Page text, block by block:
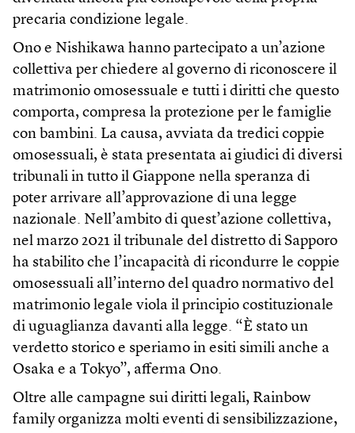
precaria condizione legale.
Ono e Nishikawa hanno partecipato a un’azione
collettiva per chiedere al governo di riconoscere il
matrimonio omosessuale e tutti i diritti che questo
comporta, compresa la protezione per le famiglie
con bambini. La causa, avviata da tredici coppie
omosessuali, è stata presentata ai giudici di diversi
tribunali in tutto il Giappone nella speranza di
poter arrivare all’approvazione di una legge
nazionale. Nell’ambito di quest’azione collettiva,
nel marzo 2021 il tribunale del distretto di Sapporo
ha stabilito che l’incapacità di ricondurre le coppie
omosessuali all’interno del quadro normativo del
matrimonio legale viola il principio costituzionale
di uguaglianza davanti alla legge. “È stato un
verdetto storico e speriamo in esiti simili anche a
Osaka e a Tokyo”, afferma Ono.
Oltre alle campagne sui diritti legali, Rainbow
family organizza molti eventi di sensibilizzazione,